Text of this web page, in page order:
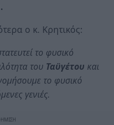
ο κ. Κρητικός:
το φυσικό
του Ταϋγέτου και
το φυσικό
γενιές.